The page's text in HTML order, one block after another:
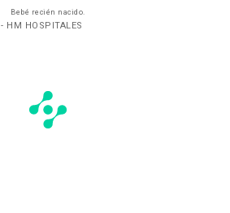
Bebé recién nacido.
- HM HOSPITALES